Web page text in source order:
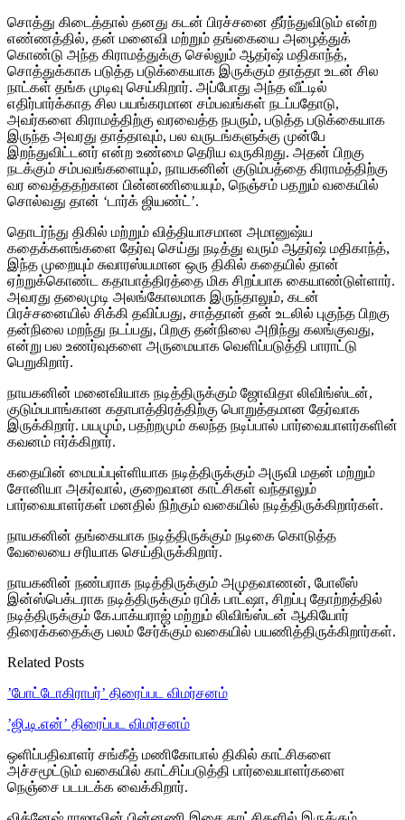
சொத்து கிடைத்தால் தனது கடன் பிரச்சனை தீர்ந்துவிடும் என்ற
எண்ணத்தில், தன் மனைவி மற்றும் தங்கையை அழைத்துக்
கொண்டு அந்த கிராமத்துக்கு செல்லும் ஆதர்ஷ் மதிகாந்த்,
சொத்துக்காக படுத்த படுக்கையாக இருக்கும் தாத்தா உடன் சில
நாட்கள் தங்க முடிவு செய்கிறார். அப்போது அந்த வீட்டில்
எதிர்பார்க்காத சில பயங்கரமான சம்பவங்கள் நடப்பதோடு,
அவர்களை கிராமத்திற்கு வரவைத்த நபரும், படுத்த படுக்கையாக
இருந்த அவரது தாத்தாவும், பல வருடங்களுக்கு முன்பே
இறந்துவிட்டனர் என்ற உண்மை தெரிய வருகிறது. அதன் பிறகு
நடக்கும் சம்பவங்களையும், நாயகனின் குடும்பத்தை கிராமத்திற்கு
வர வைத்ததற்கான பின்னணியையும், நெஞ்சம் பதறும் வகையில்
சொல்வது தான் ‘டார்க் ஜியண்ட்’.
தொடர்ந்து திகில் மற்றும் வித்தியாசமான அமானுஷ்ய
கதைக்களங்களை தேர்வு செய்து நடித்து வரும் ஆதர்ஷ் மதிகாந்த்,
இந்த முறையும் சுவாரஸ்யமான ஒரு திகில் கதையில் தான்
ஏற்றுக்கொண்ட கதாபாத்திரத்தை மிக சிறப்பாக கையாண்டுள்ளார்.
அவரது தலைமுடி அலங்கோலமாக இருந்தாலும், கடன்
பிரச்சனையில் சிக்கி தவிப்பது, சாத்தான் தன் உடலில் புகுந்த பிறகு
தன்நிலை மறந்து நடப்பது, பிறகு தன்நிலை அறிந்து கலங்குவது,
என்று பல உணர்வுகளை அருமையாக வெளிப்படுத்தி பாராட்டு
பெறுகிறார்.
நாயகனின் மனைவியாக நடித்திருக்கும் ஜோவிதா லிவிங்ஸ்டன்,
குடும்பபாங்கான கதாபாத்திரத்திற்கு பொறுத்தமான தேர்வாக
இருக்கிறார். பயமும், பதற்றமும் கலந்த நடிப்பால் பார்வையாளர்களின்
கவனம் ஈர்க்கிறார்.
கதையின் மையப்புள்ளியாக நடித்திருக்கும் அருவி மதன் மற்றும்
சோனியா அகர்வால், குறைவான காட்சிகள் வந்தாலும்
பார்வையாளர்கள் மனதில் நிற்கும் வகையில் நடித்திருக்கிறார்கள்.
நாயகனின் தங்கையாக நடித்திருக்கும் நடிகை கொடுத்த
வேலையை சரியாக செய்திருக்கிறார்.
நாயகனின் நண்பராக நடித்திருக்கும் அமுதவாணன், போலீஸ்
இன்ஸ்பெக்டராக நடித்திருக்கும் ரபிக் பாட்ஷா, சிறப்பு தோற்றத்தில்
நடித்திருக்கும் கே.பாக்யராஜ் மற்றும் லிவிங்ஸ்டன் ஆகியோர்
திரைக்கதைக்கு பலம் சேர்க்கும் வகையில் பயணித்திருக்கிறார்கள்.
Related Posts
’போட்டோகிராபர்’ திரைப்பட விமர்சனம்
’ஜி.டி.என்’ திரைப்பட விமர்சனம்
ஒளிப்பதிவாளர் சங்கீத் மணிகோபால் திகில் காட்சிகளை
அச்சமூட்டும் வகையில் காட்சிப்படுத்தி பார்வையாளர்களை
நெஞ்சை படபடக்க வைக்கிறார்.